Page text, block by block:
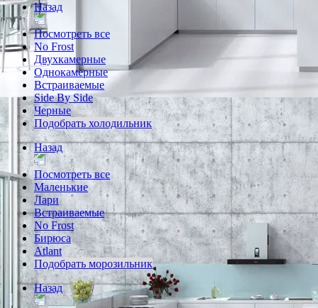
Назад
Посмотреть все
No Frost
Двухкамерные
Однокамерные
Встраиваемые
Side By Side
Черные
Подобрать холодильник
Назад
Посмотреть все
Маленькие
Лари
Встраиваемые
No Frost
Бирюса
Atlant
Подобрать морозильник
Назад